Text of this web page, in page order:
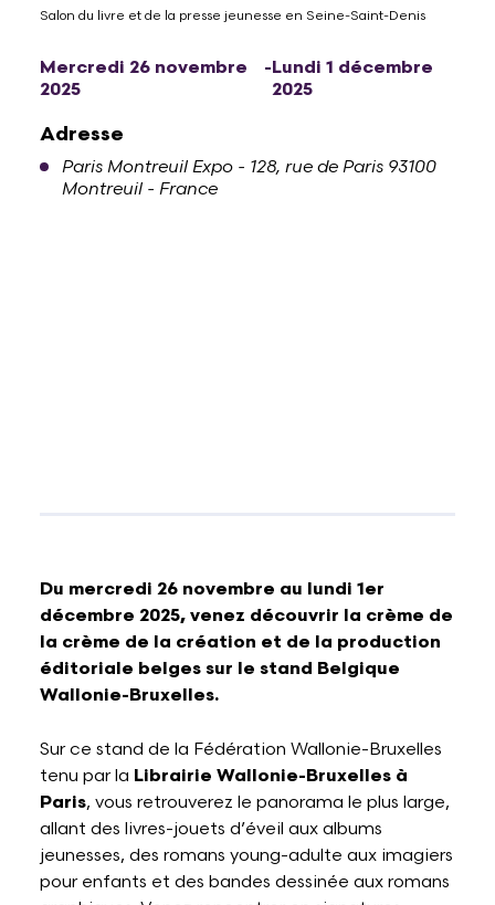
Salon du livre et de la presse jeunesse en Seine-Saint-Denis
Mercredi 26 novembre
2025
-Lundi 1 décembre
2025
Adresse
Paris Montreuil Expo - 128, rue de Paris 93100
Montreuil - France
Du mercredi 26 novembre au lundi 1er
décembre 2025, venez découvrir la crème de
la crème de la création et de la production
éditoriale belges sur le stand Belgique
Wallonie-Bruxelles.
Sur ce stand de la Fédération Wallonie-Bruxelles
tenu par la Librairie Wallonie-Bruxelles à
Paris, vous retrouverez le panorama le plus large,
allant des livres-jouets d’éveil aux albums
jeunesses, des romans young-adulte aux imagiers
pour enfants et des bandes dessinée aux romans